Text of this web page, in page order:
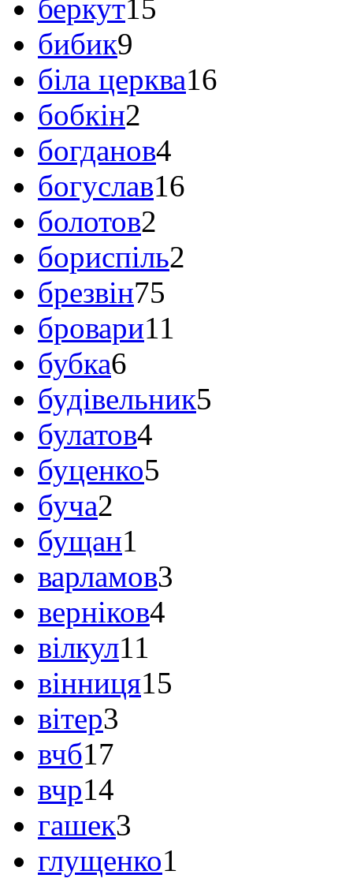
беркут15
бибик9
біла церква16
бобкін2
богданов4
богуслав16
болотов2
бориспіль2
брезвін75
бровари11
бубка6
будівельник5
булатов4
буценко5
буча2
бущан1
варламов3
верніков4
вілкул11
вінниця15
вітер3
вчб17
вчр14
гашек3
глущенко1